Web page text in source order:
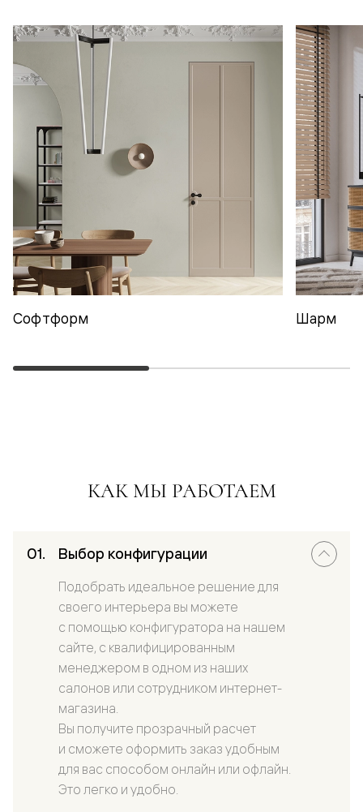
Софтформ Шарм
КАК МЫ РАБОТАЕМ
Выбор конфигурации
Подобрать идеальное решение для
своего интерьера вы можете
с помощью конфигуратора на нашем
сайте, с квалифицированным
менеджером в одном из наших
салонов или сотрудником интернет-
магазина.
Вы получите прозрачный расчет
и сможете оформить заказ удобным
для вас способом онлайн или офлайн.
Это легко и удобно.